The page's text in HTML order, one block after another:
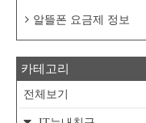
알뜰폰 요금제 정보
카테고리
전체보기